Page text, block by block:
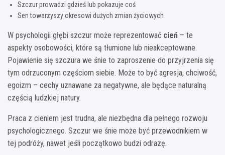
Szczur prowadzi gdzieś lub pokazuje coś
Sen towarzyszy okresowi dużych zmian życiowych
W psychologii głębi szczur może reprezentować cień – te
aspekty osobowości, które są tłumione lub nieakceptowane.
Pojawienie się szczura we śnie to zaproszenie do przyjrzenia się
tym odrzuconym częściom siebie. Może to być agresja, chciwość,
egoizm – cechy uznawane za negatywne, ale będące naturalną
częścią ludzkiej natury.
Praca z cieniem jest trudna, ale niezbędna dla pełnego rozwoju
psychologicznego. Szczur we śnie może być przewodnikiem w
tej podróży, nawet jeśli początkowo budzi odrazę.